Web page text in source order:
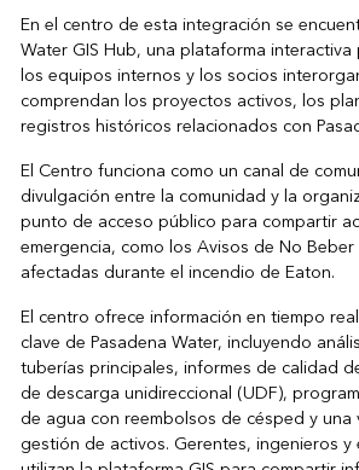
En el centro de esta integración se
Water GIS Hub, una plataforma
los equipos internos y los socios
comprendan los proyectos activos, los
registros históricos relacionados con
El Centro funciona como un canal de
divulgación entre la comunidad y la
punto de acceso público para compartir
emergencia, como los Avisos de No
afectadas durante el incendio de Eaton.
El centro ofrece información en tiempo
clave de Pasadena Water, incluyendo
tuberías principales, informes de calidad
de descarga unidireccional (UDF),
de agua con reembolsos de césped y una
gestión de activos. Gerentes, ingenieros